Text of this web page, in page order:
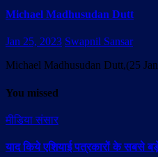
Michael Madhusudan Dutt
Jan 25, 2023 Swapnil Sansar
Michael Madhusudan Dutt,(25
You missed
मीडिया संसार
याद किये एशियाई पत्रकारों के सबसे